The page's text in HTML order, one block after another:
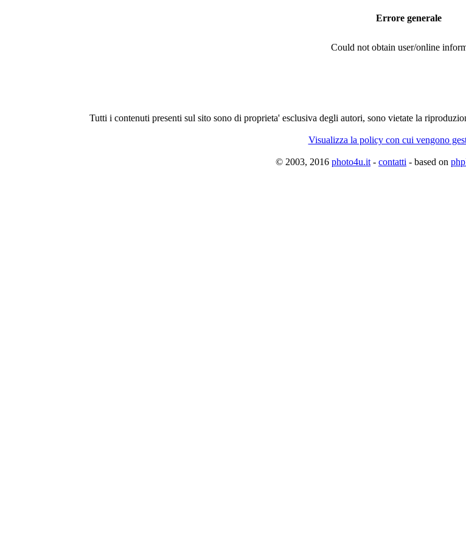
Errore generale
Could not obtain user/online
Tutti i contenuti presenti sul sito sono di proprieta' esclusiva degli autori, sono vietate la
Visualizza la policy con cui vengono
© 2003, 2016 photo4u.it - contatti - based on